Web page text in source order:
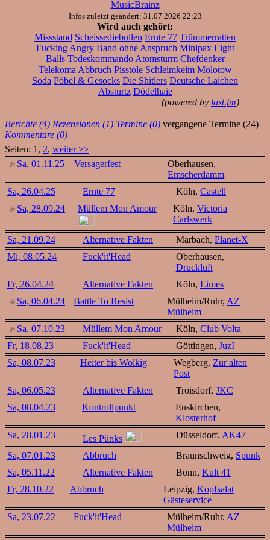
MusicBrainz
Infos zuletzt geändert: 31.07.2026 22:23
Wird auch gehört:
Missstand Scheissediebullen Ernte 77 Trümmerratten
Fucking Angry Band ohne Anspruch Minipax Eight
Balls Todeskommando Atomsturm Chefdenker
Telekoma Abbruch Pisstole Schleimkeim Molotow
Soda Pöbel & Gesocks Die Shitlers Deutsche Laichen
Absturtz Dödelhaie
(powered by last.fm)
Berichte (4) Rezensionen (1) Termine (0) vergangene Termine (24)
Kommentare (0)
Seiten: 1, 2, weiter >>
Sa, 01.11.25
Versagerfest
Oberhausen,
Emscherdamm
Sa, 26.04.25
Ernte 77 Köln, Castell
Sa, 28.09.24
Müllem Mon Amour Köln,Victoria
Carlswerk
Sa, 21.09.24
Alternative Fakten Marbach, Planet-X
Mi, 08.05.24
Fuck'it'Head
Oberhausen,
Druckluft
Fr, 26.04.24
Alternative Fakten Köln, Limes
Sa, 06.04.24
Battle To Resist Mülheim/Ruhr, AZ
Mülheim
Sa, 07.10.23
Müllem Mon Amour Köln, Club Volta
Fr, 18.08.23
Fuck'it'Head Göttingen, JuzI
Sa, 08.07.23
Heiter bis Wolkig Wegberg, Zur alten
Post
Sa, 06.05.23
Alternative Fakten Troisdorf, JKC
Sa, 08.04.23
Kontrollpunkt
Euskirchen,
Klosterhof
Sa, 28.01.23
Les Pünks Düsseldorf, AK47
Sa, 07.01.23
Abbruch Braunschweig, Spunk
Sa, 05.11.22
Alternative Fakten Bonn, Kult 41
Fr, 28.10.22
Abbruch Leipzig, Kopfsalat
Gästeservice
Sa, 23.07.22
Fuck'it'Head Mülheim/Ruhr, AZ
Mülheim